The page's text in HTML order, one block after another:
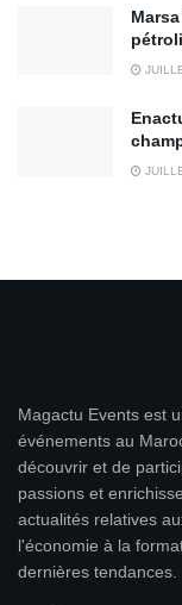
Magactu Events est
événements au
découvrir et de
passions et
actualités relatives
l'économie à la
dernières tendances.